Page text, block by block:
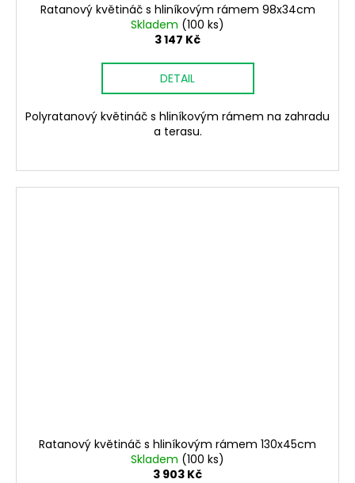
Ratanový květináč s hliníkovým rámem 98x34cm
Skladem (100 ks)
3 147 Kč
DETAIL
Polyratanový květináč s hliníkovým rámem na zahradu
a terasu.
Ratanový květináč s hliníkovým rámem 130x45cm
Skladem (100 ks)
3 903 Kč